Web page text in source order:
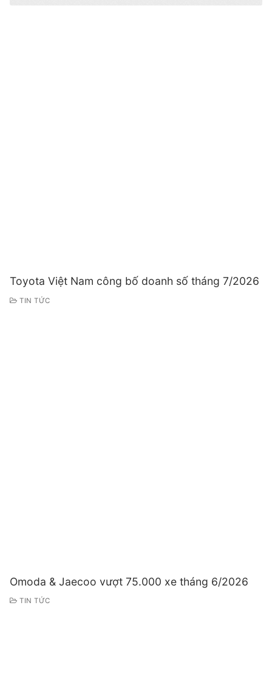
Toyota Việt Nam công bố doanh số tháng 7/2026
TIN TỨC
Omoda & Jaecoo vượt 75.000 xe tháng 6/2026
TIN TỨC